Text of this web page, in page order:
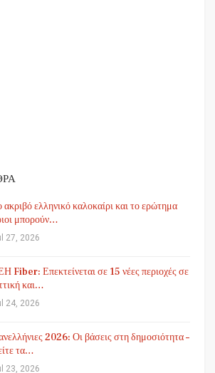
ακριβό ελληνικό καλοκαίρι και το ερώτημα
μπορούν…
27, 2026
Fiber: Επεκτείνεται σε 15 νέες περιοχές σε
και…
24, 2026
2026: Οι βάσεις στη δημοσιότητα –
τα…
23, 2026